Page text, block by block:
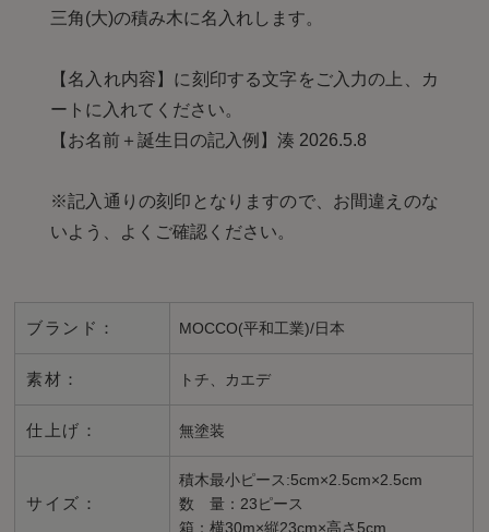
三角(大)の積み木に名入れします。
【名入れ内容】に刻印する文字をご入力の上、カ
ートに入れてください。
【お名前＋誕生日の記入例】湊 2026.5.8
※記入通りの刻印となりますので、お間違えのな
いよう、よくご確認ください。
ブランド： MOCCO(平和工業)/日本
素材： トチ、カエデ
仕上げ： 無塗装
サイズ：
積木最小ピース:5cm×2.5cm×2.5cm
数 量：23ピース
箱：横30m×縦23cm×高さ5cm